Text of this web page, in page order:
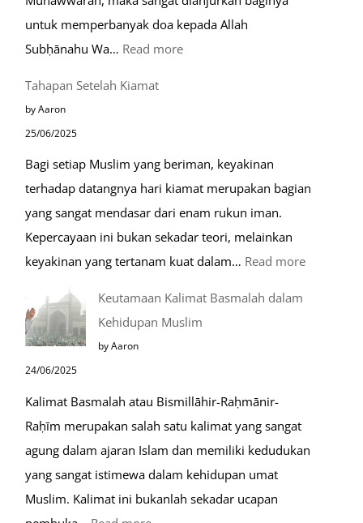
untuk memperbanyak doa kepada Allah
Subḥānahu Wa… Read more:
Tahapan Setelah Kiamat
by Aaron
25/06/2025
Bagi setiap Muslim yang beriman, keyakinan
terhadap datangnya hari kiamat merupakan bagian
yang sangat mendasar dari enam rukun iman.
Kepercayaan ini bukan sekadar teori, melainkan
keyakinan yang tertanam kuat dalam… Read more:
Keutamaan Kalimat Basmalah dalam
Kehidupan Muslim
by Aaron
24/06/2025
Kalimat Basmalah atau Bismillāhir-Raḥmānir-
Raḥīm merupakan salah satu kalimat yang sangat
agung dalam ajaran Islam dan memiliki kedudukan
yang sangat istimewa dalam kehidupan umat
Muslim. Kalimat ini bukanlah sekadar ucapan